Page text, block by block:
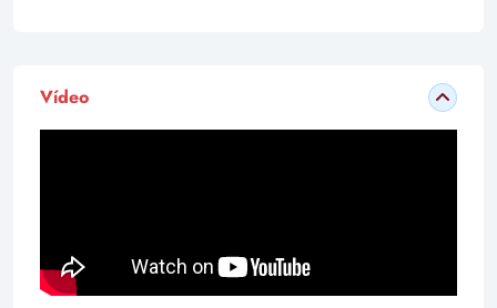
Vídeo